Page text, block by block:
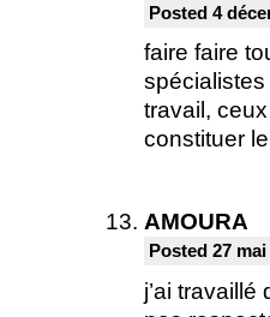
Posted 4
faire faire
travail,
constituer
AMOURA
Posted 27
j’ai